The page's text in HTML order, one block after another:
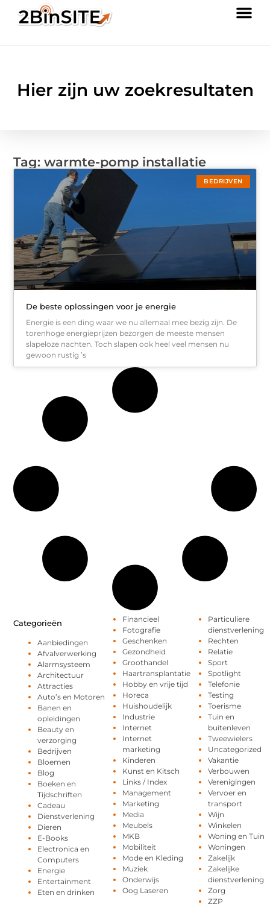
Hier zijn uw zoekresultaten
Tag: warmte-pomp installatie
BEDRIJVEN
De beste oplossingen voor je energie
Energie is een ding waar we nu allemaal mee bezig zijn. De
torenhoge energieprijzen bezorgen de meeste mensen
slapeloze nachten. Toch slapen ook heel veel mensen nu
gewoon rustig ’s
Categorieën
Aanbiedingen
Afvalverwerking
Alarmsysteem
Architectuur
Attracties
Auto’s en Motoren
Banen en
opleidingen
Beauty en
verzorging
Bedrijven
Bloemen
Blog
Boeken en
Tijdschriften
Cadeau
Dienstverlening
Dieren
E-Books
Electronica en
Computers
Energie
Entertainment
Eten en drinken
Financieel
Fotografie
Geschenken
Gezondheid
Groothandel
Haartransplantatie
Hobby en vrije tijd
Horeca
Huishoudelijk
Industrie
Internet
Internet
marketing
Kinderen
Kunst en Kitsch
Links / Index
Management
Marketing
Media
Meubels
MKB
Mobiliteit
Mode en Kleding
Muziek
Onderwijs
Oog Laseren
Particuliere
dienstverlening
Rechten
Relatie
Sport
Spotlight
Telefonie
Testing
Toerisme
Tuin en
buitenleven
Tweewielers
Uncategorized
Vakantie
Verbouwen
Verenigingen
Vervoer en
transport
Wijn
Winkelen
Woning en Tuin
Woningen
Zakelijk
Zakelijke
dienstverlening
Zorg
ZZP